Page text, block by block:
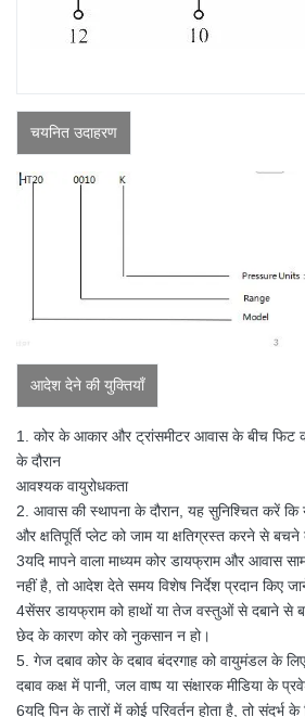
चयनित उदाहरण
आदेश देने की युक्तियाँ
1. कोर के आकार और ट्रांसमीटर आवास के बीच फिट
के दौरान
आवश्यक वायुरोधकता
2. आवास की स्थापना के दौरान, यह सुनिश्चित करें
और क्षतिपूर्ति प्लेट को जाम या क्षतिग्रस्त करने से
3यदि मापने वाला माध्यम कोर डायफ्राम और आवास
नहीं है, तो आदेश देते समय विशेष निर्देश प्रदान किए
4सेंसर डायफ्राम को हाथों या तेज वस्तुओं से दबाने से
छेद के कारण कोर को नुकसान न हो।
5. गेज दबाव कोर के दबाव बंदरगाह को वायुमंडल के
दबाव कक्ष में पानी, जल वाष्प या संक्षारक मीडिया के
6यदि पिन के तारों में कोई परिवर्तन होता है, तो संदर्भ